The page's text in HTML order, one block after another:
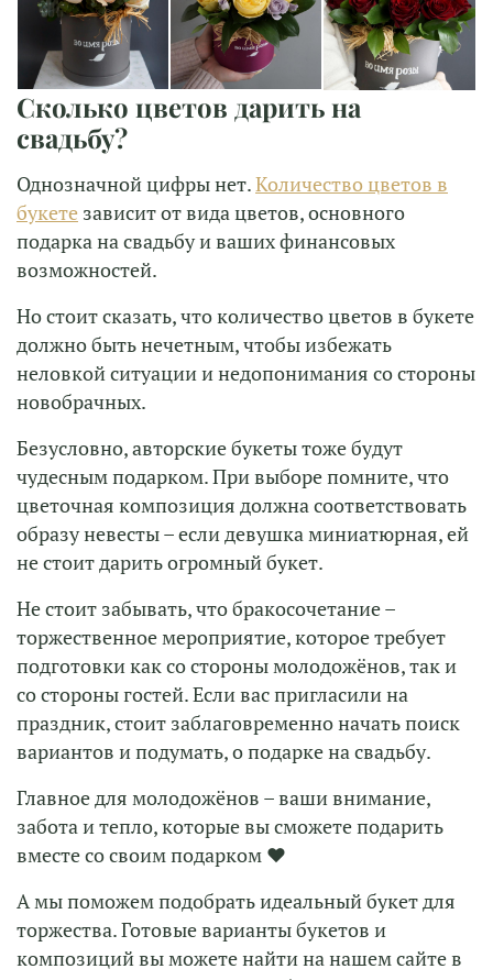
Сколько цветов дарить на
свадьбу?
Однозначной цифры нет.Количество цветов в
букете зависит от вида цветов, основного
подарка на свадьбу и ваших финансовых
возможностей.
Но стоит сказать, что количество цветов в букете
должно быть нечетным, чтобы избежать
неловкой ситуации и недопонимания со стороны
новобрачных.
Безусловно, авторские букеты тоже будут
чудесным подарком. При выборе помните, что
цветочная композиция должна соответствовать
образу невесты – если девушка миниатюрная, ей
не стоит дарить огромный букет.
Не стоит забывать, что бракосочетание –
торжественное мероприятие, которое требует
подготовки как со стороны молодожёнов, так и
со стороны гостей. Если вас пригласили на
праздник, стоит заблаговременно начать поиск
вариантов и подумать, о подарке на свадьбу.
Главное для молодожёнов – ваши внимание,
забота и тепло, которые вы сможете подарить
вместе со своим подарком ❤
А мы поможем подобрать идеальный букет для
торжества. Готовые варианты букетов и
композиций вы можете найти на нашем сайте в